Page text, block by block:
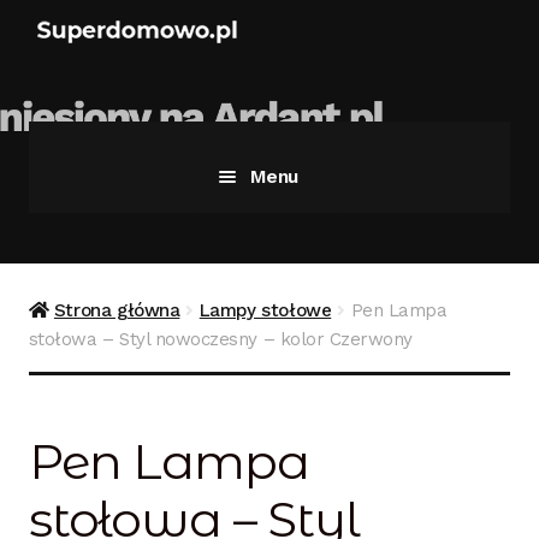
Menu
Bezpieczne zakupy
Strona główna Lampy stołowe
Pen Lampa
stołowa – Styl nowoczesny – kolor Czerwony
Pen Lampa
stołowa – Styl